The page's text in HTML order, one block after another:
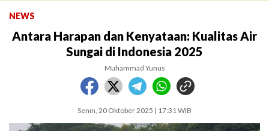
NEWS
Antara Harapan dan Kenyataan: Kualitas Air
Sungai di Indonesia 2025
Muhammad Yunus
Senin, 20 Oktober 2025 | 17:31 WIB